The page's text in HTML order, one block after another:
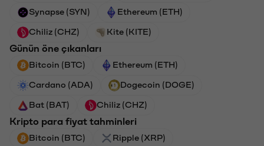
Synapse (SYN) Ethereum (ETH)
Chiliz (CHZ) Kite (KITE)
Günün öne çıkanları
Bitcoin (BTC) Ethereum (ETH)
Cardano (ADA) Dogecoin (DOGE)
Bat (BAT) Chiliz (CHZ)
Kripto para fiyat tahminleri
Bitcoin (BTC) Ripple (XRP)